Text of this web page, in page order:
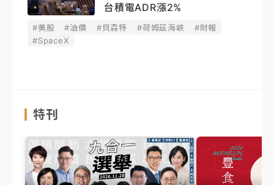
台積電ADR漲2%
#美股 #油價 #貝森特 #荷姆茲海峽
#財報
#SpaceX
特刊